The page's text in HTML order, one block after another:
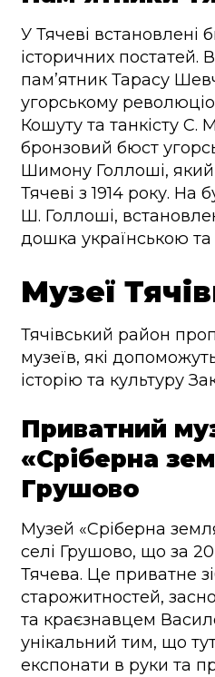
У Тячеві встановлені
історичних постатей.
пам’ятник Тарасу
угорському
Кошуту та танкісту С.
бронзовий бюст
Шимону Голлоші,
Тячеві з 1914 року.
Ш. Голлоші,
дошка українською
Музеї
Тячівський район
музеїв, які
історію та культуру
Приватний
«Сріберна
Грушово
Музей «Сріберна
селі Грушово, що за
Тячева. Це приватне
старожитностей,
та краєзнавцем
унікальний тим, що
експонати в руки та